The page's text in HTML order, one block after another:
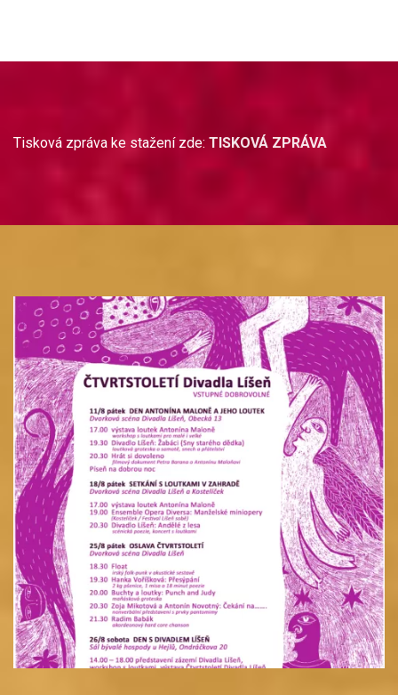
Tisková zpráva ke stažení zde: TISKOVÁ ZPRÁVA